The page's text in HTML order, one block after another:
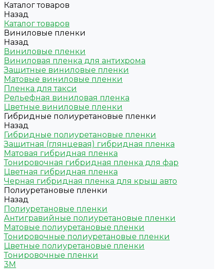
Каталог товаров
Назад
Каталог товаров
Виниловые пленки
Назад
Виниловые пленки
Виниловая пленка для антихрома
Защитные виниловые пленки
Матовые виниловые пленки
Пленка для такси
Рельефная виниловая пленка
Цветные виниловые пленки
Гибридные полиуретановые пленки
Назад
Гибридные полиуретановые пленки
Защитная (глянцевая) гибридная пленка
Матовая гибридная пленка
Тонировочная гибридная пленка для фар
Цветная гибридная пленка
Черная гибридная пленка для крыш авто
Полиуретановые пленки
Назад
Полиуретановые пленки
Антигравийные полиуретановые пленки
Матовые полиуретановые пленки
Тонировочные полиуретановые пленки
Цветные полиуретановые пленки
Тонировочные пленки
3M